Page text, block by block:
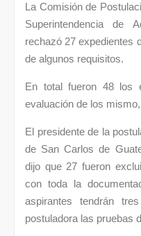
La Comisión de
Superintendencia de
rechazó 27 expedientes
de algunos requisitos.
En total fueron 48 los
evaluación de los
El presidente de la
de San Carlos de
dijo que 27 fueron
con toda la
aspirantes tendrán
postuladora las pruebas